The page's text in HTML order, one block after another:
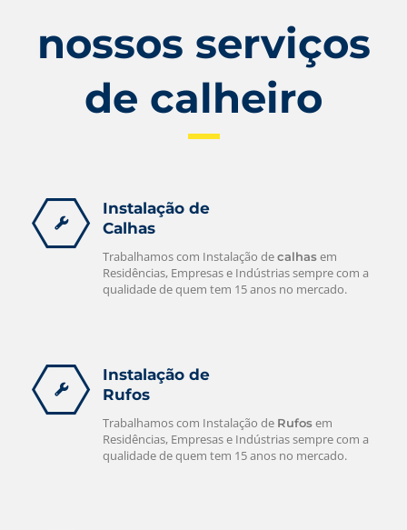
nossos serviços
de calheiro
Instalação de
Calhas
Trabalhamos com Instalação decalhasem
Residências, Empresas e Indústrias sempre com a
qualidade de quem tem 15 anos no mercado.
Instalação de
Rufos
Trabalhamos com Instalação de Rufosem
Residências, Empresas e Indústrias sempre com a
qualidade de quem tem 15 anos no mercado.